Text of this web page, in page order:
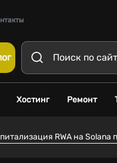
Хостинг Ремонт
RWA на Solana